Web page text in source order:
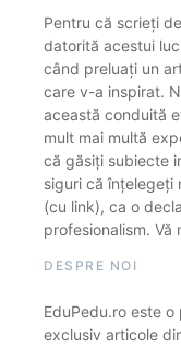
Pentru că scrieți
datorită acestui
când preluați un
care v-a inspirat.
această conduită
mult mai multă
că găsiți subiecte
siguri că înțelegeți
(cu link), ca o
profesionalism. Vă
DESPRE NOI
EduPedu.ro este
exclusiv articole